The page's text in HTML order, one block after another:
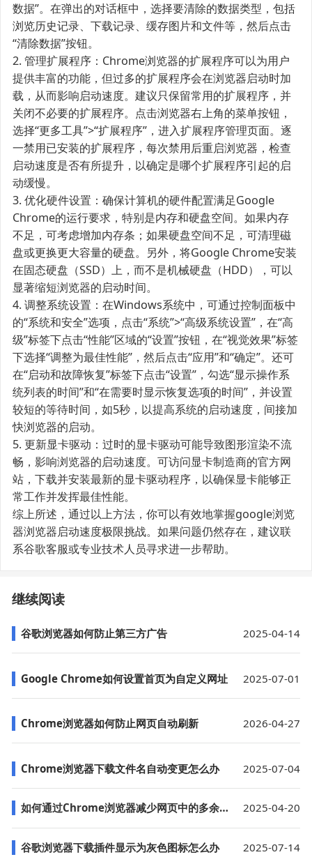
数据”。在弹出的对话框中，选择要清除的数据类型，包括
浏览历史记录、下载记录、缓存图片和文件等，然后点击
“清除数据”按钮。
2. 管理扩展程序：Chrome浏览器的扩展程序可以为用户
提供丰富的功能，但过多的扩展程序会在浏览器启动时加
载，从而影响启动速度。建议只保留常用的扩展程序，并
关闭不必要的扩展程序。点击浏览器右上角的菜单按钮，
选择“更多工具”>“扩展程序”，进入扩展程序管理页面。逐
一禁用已安装的扩展程序，每次禁用后重启浏览器，检查
启动速度是否有所提升，以确定是哪个扩展程序引起的启
动缓慢。
3. 优化硬件设置：确保计算机的硬件配置满足Google
Chrome的运行要求，特别是内存和硬盘空间。如果内存
不足，可考虑增加内存条；如果硬盘空间不足，可清理磁
盘或更换更大容量的硬盘。另外，将Google Chrome安装
在固态硬盘（SSD）上，而不是机械硬盘（HDD），可以
显著缩短浏览器的启动时间。
4. 调整系统设置：在Windows系统中，可通过控制面板中
的“系统和安全”选项，点击“系统”>“高级系统设置”，在“高
级”标签下点击“性能”区域的“设置”按钮，在“视觉效果”标签
下选择“调整为最佳性能”，然后点击“应用”和“确定”。还可
在“启动和故障恢复”标签下点击“设置”，勾选“显示操作系
统列表的时间”和“在需要时显示恢复选项的时间”，并设置
较短的等待时间，如5秒，以提高系统的启动速度，间接加
快浏览器的启动。
5. 更新显卡驱动：过时的显卡驱动可能导致图形渲染不流
畅，影响浏览器的启动速度。可访问显卡制造商的官方网
站，下载并安装最新的显卡驱动程序，以确保显卡能够正
常工作并发挥最佳性能。
综上所述，通过以上方法，你可以有效地掌握google浏览
器浏览器启动速度极限挑战。如果问题仍然存在，建议联
系谷歌客服或专业技术人员寻求进一步帮助。
继续阅读
谷歌浏览器如何防止第三方广告 2025-04-14
Google Chrome如何设置首页为自定义网址 2025-07-01
Chrome浏览器如何防止网页自动刷新 2026-04-27
Chrome浏览器下载文件名自动变更怎么办 2025-07-04
如何通过Chrome浏览器减少网页中的多余请求 2025-04-20
谷歌浏览器下载插件显示为灰色图标怎么办 2025-07-14